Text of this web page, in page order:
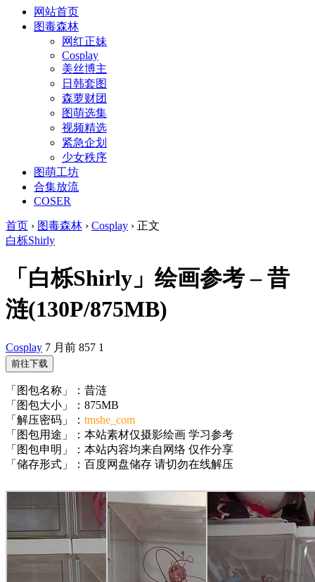
网站首页
图毒森林
网红正妹
Cosplay
美丝博主
日韩套图
森萝财团
图萌选集
视频精选
紧急企划
少女秩序
图萌工坊
合集放流
COSER
首页 › 图毒森林 › Cosplay › 正文
白栎Shirly
「白栎Shirly」绘画参考 – 昔
涟(130P/875MB)
Cosplay 7 月前 857 1
前往下载
「图包名称」：昔涟
「图包大小」：875MB
「解压密码」： tmshe_com
「图包用途」：本站素材仅摄影绘画 学习参考
「图包申明」：本站内容均来自网络 仅作分享
「储存形式」：百度网盘储存 请切勿在线解压